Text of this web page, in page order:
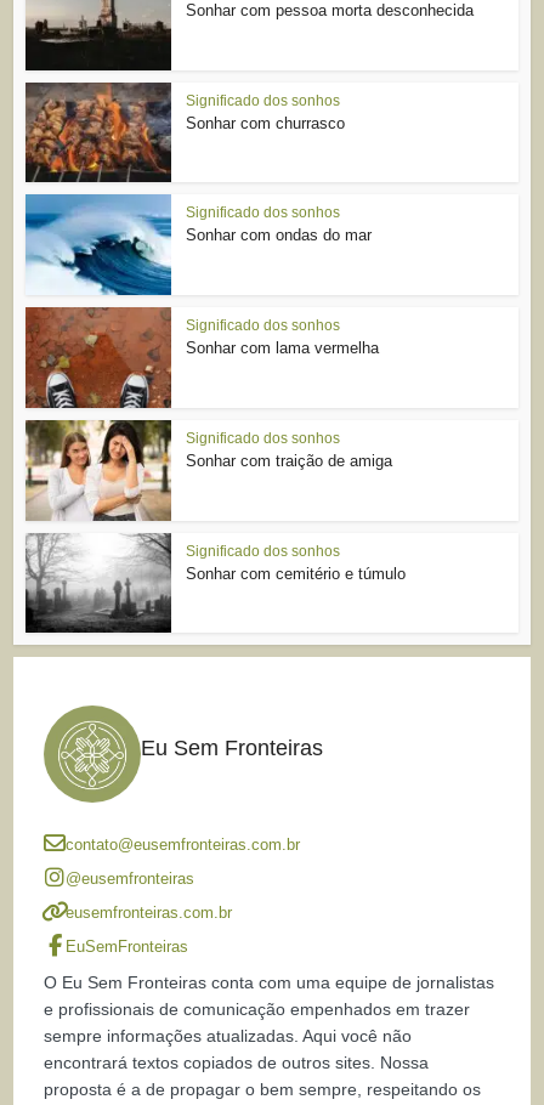
Sonhar com pessoa morta desconhecida
Significado dos sonhos
Sonhar com churrasco
Significado dos sonhos
Sonhar com ondas do mar
Significado dos sonhos
Sonhar com lama vermelha
Significado dos sonhos
Sonhar com traição de amiga
Significado dos sonhos
Sonhar com cemitério e túmulo
Eu Sem Fronteiras
contato@eusemfronteiras.com.br
@eusemfronteiras
eusemfronteiras.com.br
EuSemFronteiras
O Eu Sem Fronteiras conta com uma equipe de jornalistas
e profissionais de comunicação empenhados em trazer
sempre informações atualizadas. Aqui você não
encontrará textos copiados de outros sites. Nossa
proposta é a de propagar o bem sempre, respeitando os